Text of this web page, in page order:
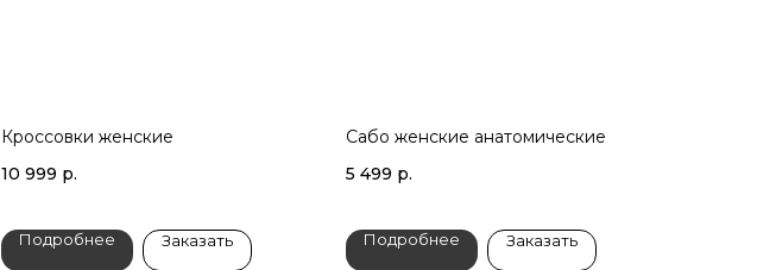
Кроссовки женские
10 999 р.
Подробнее Заказать
Сабо женские анатомические
5 499 р.
Подробнее Заказать